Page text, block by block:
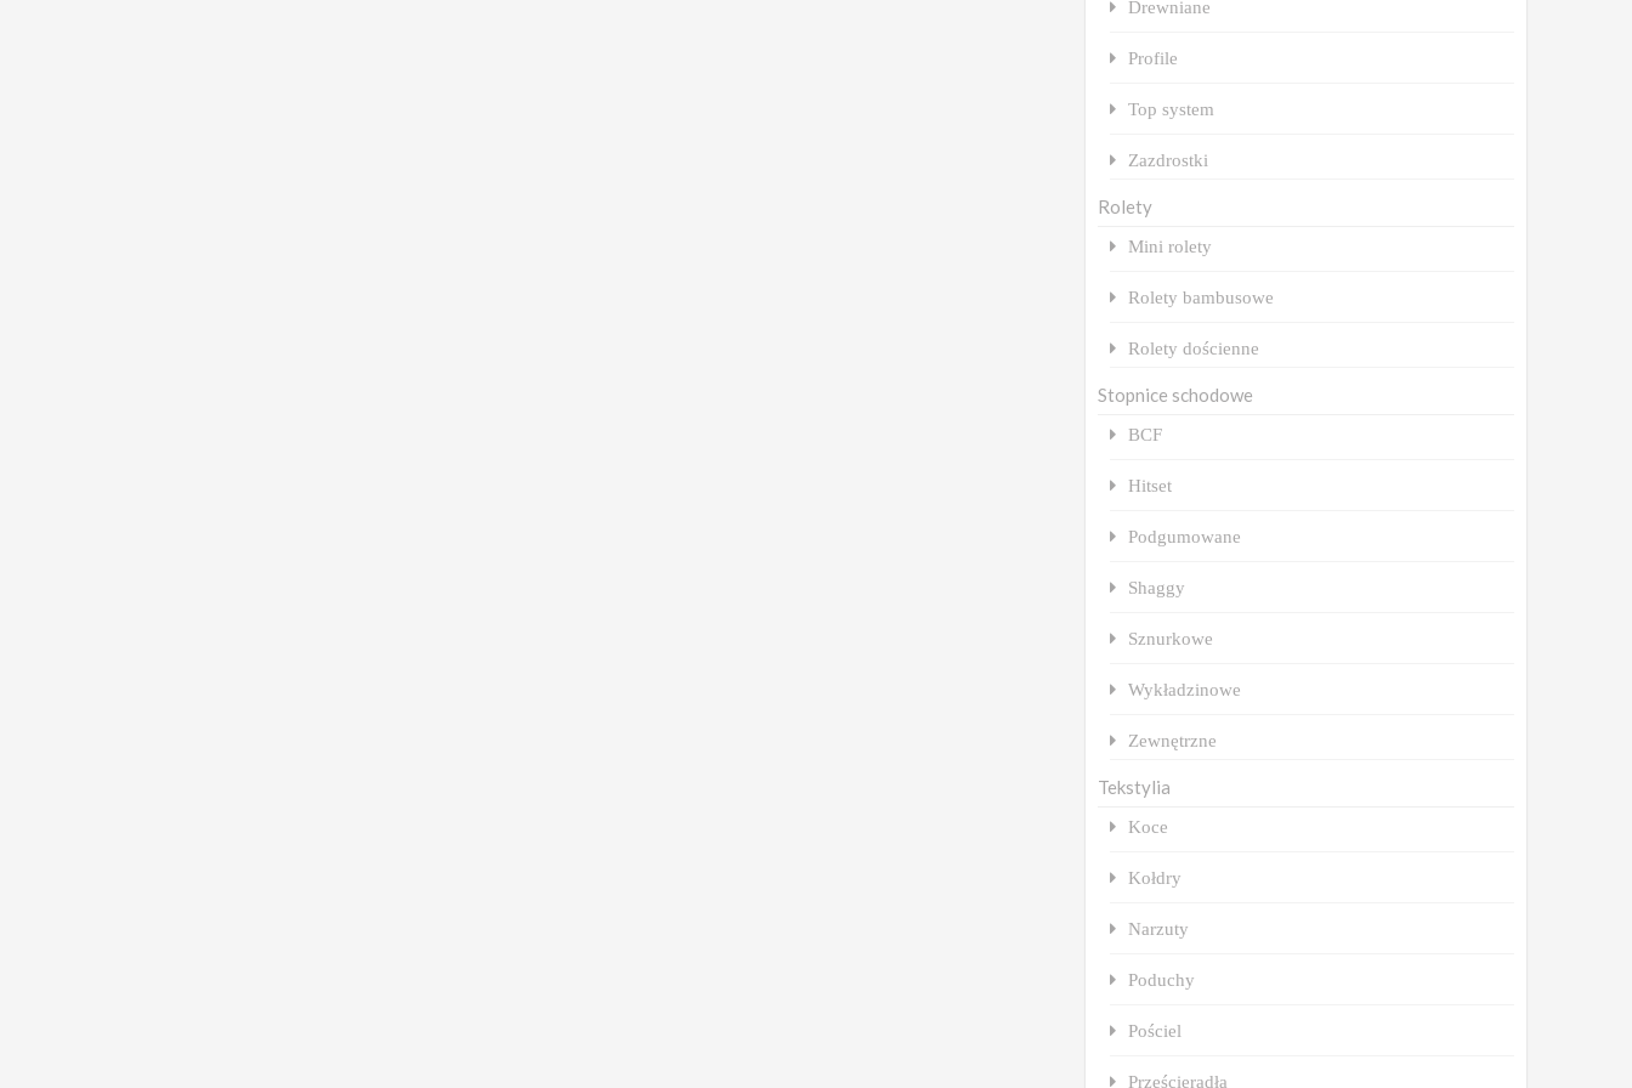
Drewniane
Profile
Top system
Zazdrostki
Rolety
Mini rolety
Rolety bambusowe
Rolety dościenne
Stopnice schodowe
BCF
Hitset
Podgumowane
Shaggy
Sznurkowe
Wykładzinowe
Zewnętrzne
Tekstylia
Koce
Kołdry
Narzuty
Poduchy
Pościel
Prześcieradła